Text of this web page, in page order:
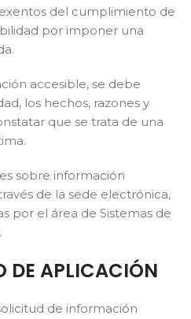
del cumplimiento de
por imponer una
accesible, se debe
los hechos, razones y
que se trata de una
sobre información
de la sede electrónica,
por el área de Sistemas de
DE APLICACIÓN
de información